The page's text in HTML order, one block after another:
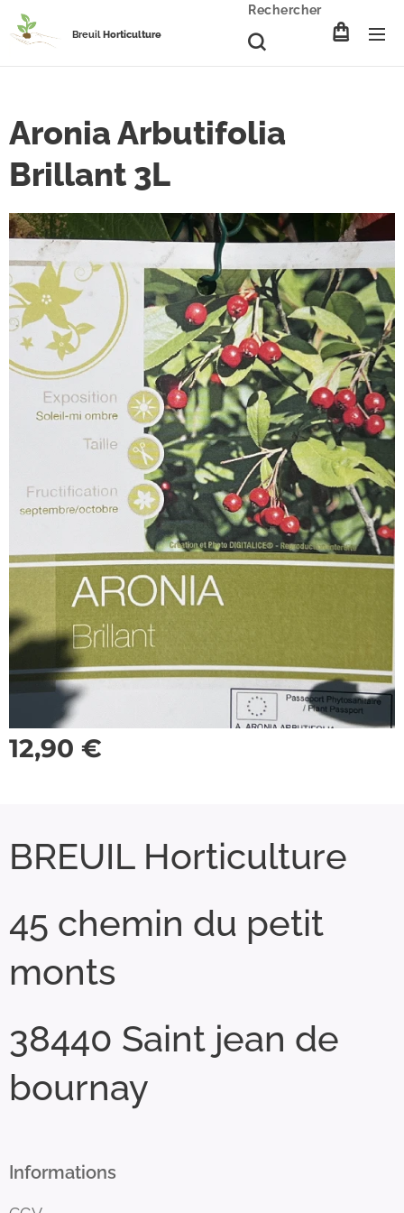
BreuilHorticulture
Rechercher
Aronia Arbutifolia
Brillant 3L
12,90 €
BREUIL Horticulture
45 chemin du petit
monts
38440 Saint jean de
bournay
Informations